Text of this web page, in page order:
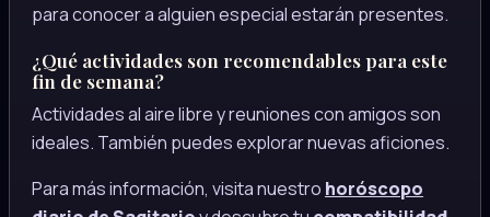
para conocer a alguien especial estarán presentes.
¿Qué actividades son recomendables para este
fin de semana?
Actividades al aire libre y reuniones con amigos son
ideales. También puedes explorar nuevas aficiones.
Para más información, visita nuestro horóscopo